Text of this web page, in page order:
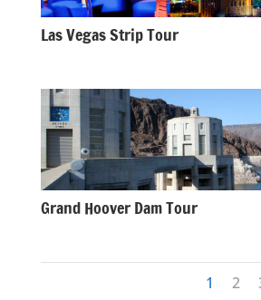
Las Vegas Strip Tour
Grand Hoover Dam Tour
1 2